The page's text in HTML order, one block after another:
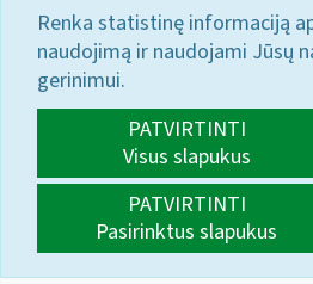
Renka statistinę informaciją
naudojimą ir naudojami Jūsų
gerinimui.
PATVIRTINTI
Visus slapukus
PATVIRTINTI
Pasirinktus slapukus